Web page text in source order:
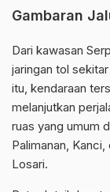
Gambaran
Dari kawasan
jaringan tol
itu, kendaraan
melanjutkan
ruas yang umum
Palimanan,
Losari.